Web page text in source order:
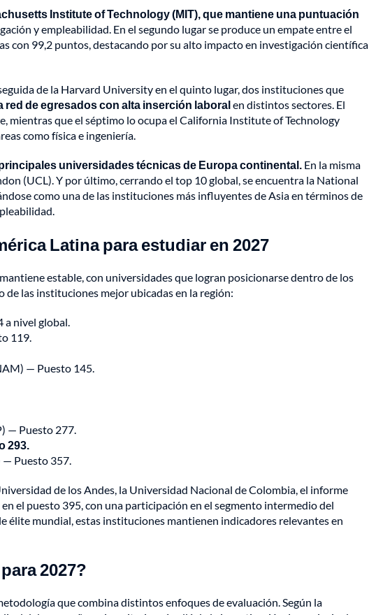
Institute of Technology (MIT), que mantiene una puntuación
y empleabilidad. En el segundo lugar se produce un empate entre el
con 99,2 puntos, destacando por su alto impacto en investigación científica
de la Harvard University en el quinto lugar, dos instituciones que
de egresados con alta inserción laboralen distintos sectores. El
mientras que el séptimo lo ocupa el California Institute of Technology
como física e ingeniería.
universidades técnicas de Europa continental. En la misma
(UCL). Y por último, cerrando el top 10 global, se encuentra la National
como una de las instituciones más influyentes de Asia en términos de
Latina para estudiar en 2027
estable, con universidades que logran posicionarse dentro de los
las instituciones mejor ubicadas en la región:
a nivel global.
119.
— Puesto 145.
— Puesto 277.
293.
— Puesto 357.
de los Andes, la Universidad Nacional de Colombia, el informe
el puesto 395, con una participación en el segmento intermedio del
élite mundial, estas instituciones mantienen indicadores relevantes en
2027?
que combina distintos enfoques de evaluación. Según la